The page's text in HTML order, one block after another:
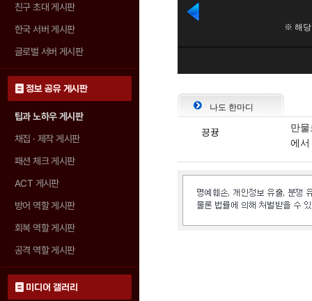
친구 초대 게시판
한국 서버 게시판
글로벌 서버 게시판
정보 공유 게시판
팁과 노하우 게시판
채집 · 제작 게시판
패션 체크 게시판
ACT 게시판
방어 역할 게시판
회복 역할 게시판
공격 역할 게시판
미디어 갤러리
나도 한마디
끙뀽
만
에서